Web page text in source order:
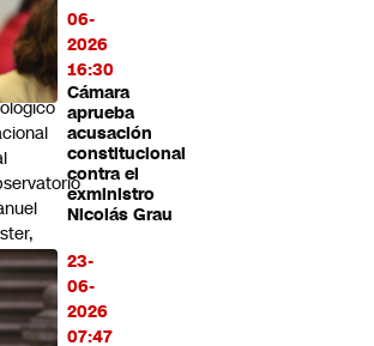
06-
2026
16:30
Cámara
aprueba
acusación
constitucional
contra el
exministro
Nicolás Grau
23-
06-
2026
07:47
de
al